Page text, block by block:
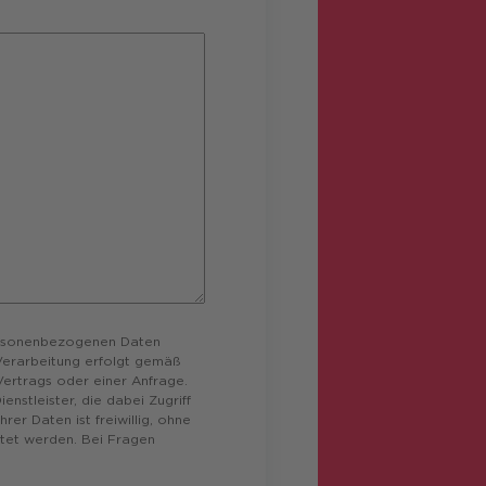
Daten
erfolgt gemäß
oder einer Anfrage.
die dabei Zugriff
Daten ist freiwillig, ohne
werden. Bei Fragen